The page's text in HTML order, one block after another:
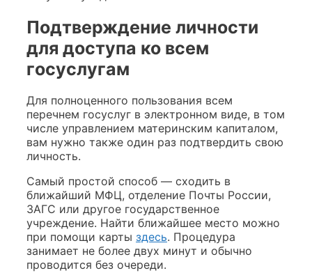
Подтверждение личности
для доступа ко всем
госуслугам
Для полноценного пользования всем
перечнем госуслуг в электронном виде, в том
числе управлением материнским капиталом,
вам нужно также один раз подтвердить свою
личность.
Самый простой способ — сходить в
ближайший МФЦ, отделение Почты России,
ЗАГС или другое государственное
учреждение. Найти ближайшее место можно
при помощи карты здесь. Процедура
занимает не более двух минут и обычно
проводится без очереди.